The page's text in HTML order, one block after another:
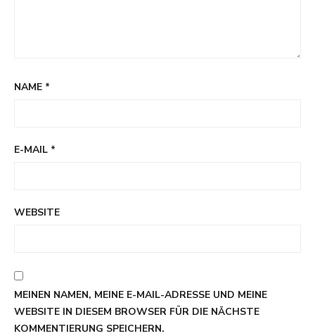
NAME *
E-MAIL *
WEBSITE
MEINEN NAMEN, MEINE E-MAIL-ADRESSE UND MEINE
WEBSITE IN DIESEM BROWSER FÜR DIE NÄCHSTE
KOMMENTIERUNG SPEICHERN.